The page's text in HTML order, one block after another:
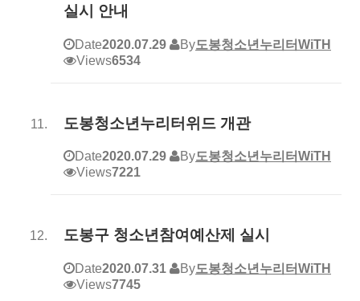
실시 안내
Date2020.07.29 By도봉청소년누리터WiTH
Views6534
도봉청소년누리터위드 개관
Date2020.07.29 By도봉청소년누리터WiTH
Views7221
도봉구 청소년참여예산제 실시
Date2020.07.31 By도봉청소년누리터WiTH
Views7745